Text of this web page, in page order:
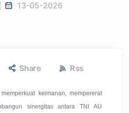
13-05-2026
Share Rss
keimanan, mempererat
sinergitas antara TNI AU